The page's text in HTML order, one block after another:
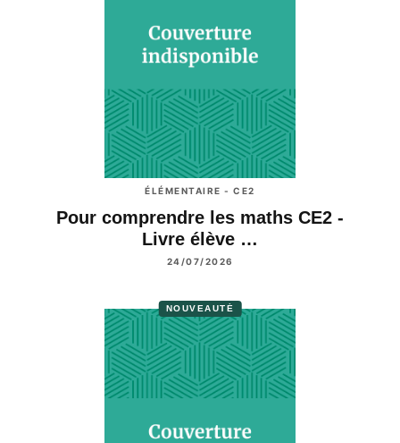
ÉLÉMENTAIRE - CE2
Pour comprendre les maths CE2 -
Livre élève …
24/07/2026
NOUVEAUTÉ